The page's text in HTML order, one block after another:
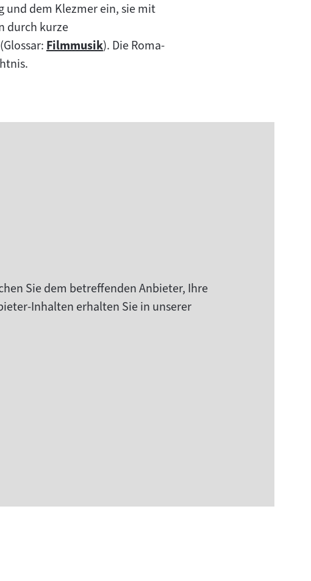
und dem Klezmer ein, sie mit
durch kurze
Zum
Filmmusik). Die Roma-
Sie dem betreffenden Anbieter, Ihre
Inhalten erhalten Sie in unserer